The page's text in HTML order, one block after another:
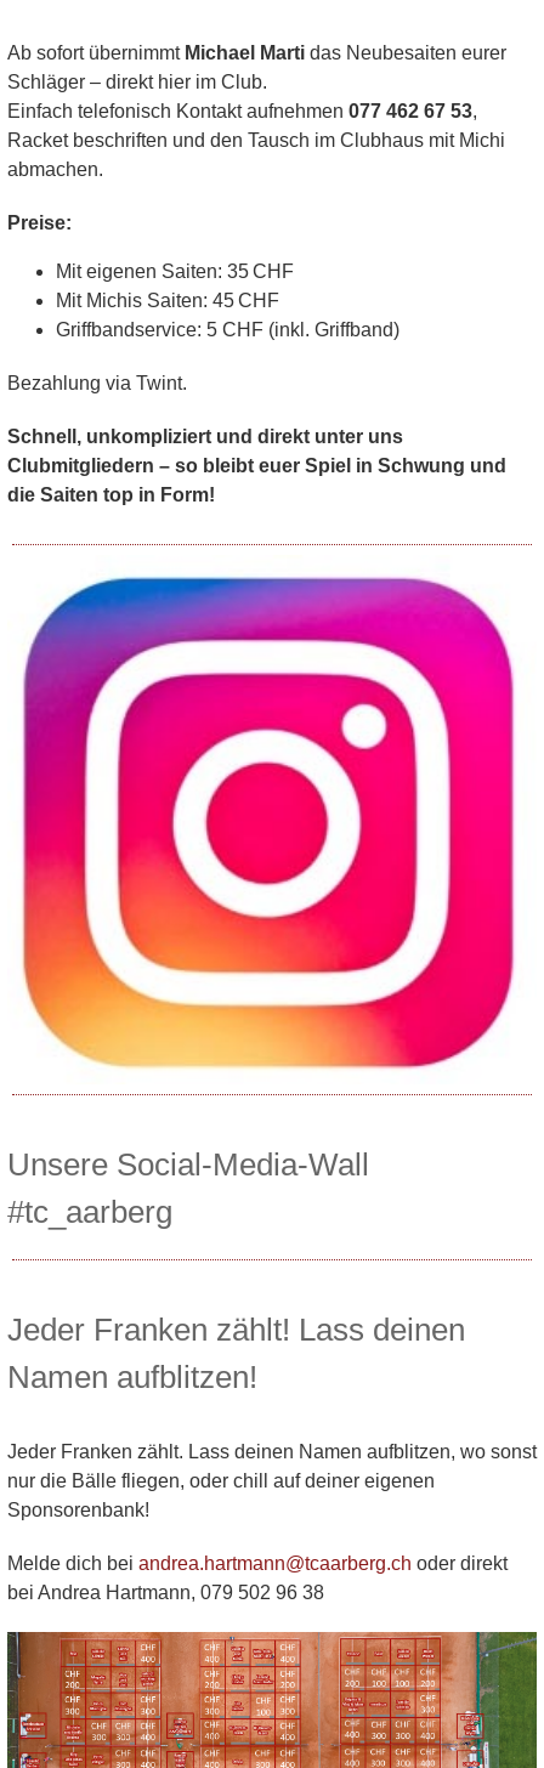
Ab sofort übernimmt Michael Marti das Neubesaiten eurer
Schläger – direkt hier im Club.
Einfach telefonisch Kontakt aufnehmen 077 462 67 53,
Racket beschriften und den Tausch im Clubhaus mit Michi
abmachen.
Preise:
Mit eigenen Saiten: 35 CHF
Mit Michis Saiten: 45 CHF
Griffbandservice: 5 CHF (inkl. Griffband)
Bezahlung via Twint.
Schnell, unkompliziert und direkt unter uns
Clubmitgliedern – so bleibt euer Spiel in Schwung und
die Saiten top in Form!
Unsere Social-Media-Wall
#tc_aarberg
Jeder Franken zählt! Lass deinen
Namen aufblitzen!
Jeder Franken zählt. Lass deinen Namen aufblitzen, wo sonst
nur die Bälle fliegen, oder chill auf deiner eigenen
Sponsorenbank!
Melde dich bei andrea.hartmann@tcaarberg.ch oder direkt
bei Andrea Hartmann, 079 502 96 38